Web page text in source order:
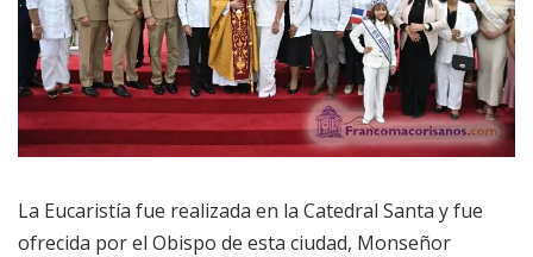
La Eucaristía fue realizada en la Catedral Santa y fue
ofrecida por el Obispo de esta ciudad, Monseñor